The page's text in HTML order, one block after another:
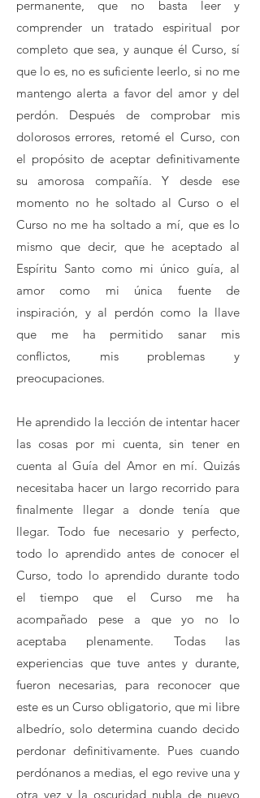
permanente, que no basta leer y
comprender un tratado espiritual por
completo que sea, y aunque él Curso, sí
que lo es, no es suficiente leerlo, si no me
mantengo alerta a favor del amor y del
perdón. Después de comprobar mis
dolorosos errores, retomé el Curso, con
el propósito de aceptar definitivamente
su amorosa compañía. Y desde ese
momento no he soltado al Curso o el
Curso no me ha soltado a mí, que es lo
mismo que decir, que he aceptado al
Espíritu Santo como mi único guía, al
amor como mi única fuente de
inspiración, y al perdón como la llave
que me ha permitido sanar mis
conflictos, mis problemas y
preocupaciones.
He aprendido la lección de intentar hacer
las cosas por mi cuenta, sin tener en
cuenta al Guía del Amor en mí. Quizás
necesitaba hacer un largo recorrido para
finalmente llegar a donde tenía que
llegar. Todo fue necesario y perfecto,
todo lo aprendido antes de conocer el
Curso, todo lo aprendido durante todo
el tiempo que el Curso me ha
acompañado pese a que yo no lo
aceptaba plenamente. Todas las
experiencias que tuve antes y durante,
fueron necesarias, para reconocer que
este es un Curso obligatorio, que mi libre
albedrío, solo determina cuando decido
perdonar definitivamente. Pues cuando
perdónanos a medias, el ego revive una y
otra vez y la oscuridad nubla de nuevo